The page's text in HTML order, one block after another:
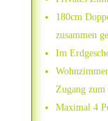
180cm
zusammen
Im
Zugang zum
Maximal 4